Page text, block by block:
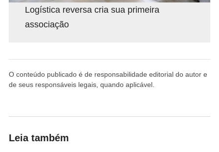
Logística reversa cria sua primeira
associação
O conteúdo publicado é de responsabilidade editorial do autor e
de seus responsáveis legais, quando aplicável.
Leia também